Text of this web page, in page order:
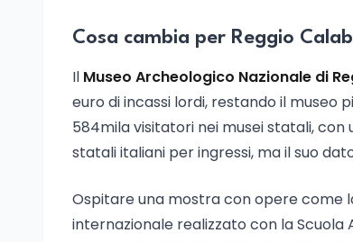
Cosa cambia per Reggio
Il Museo Archeologico Nazionale di
euro di incassi lordi, restando il museo
584mila visitatori nei musei statali, con
statali italiani per ingressi, ma il suo
Ospitare una mostra con opere come
internazionale realizzato con la